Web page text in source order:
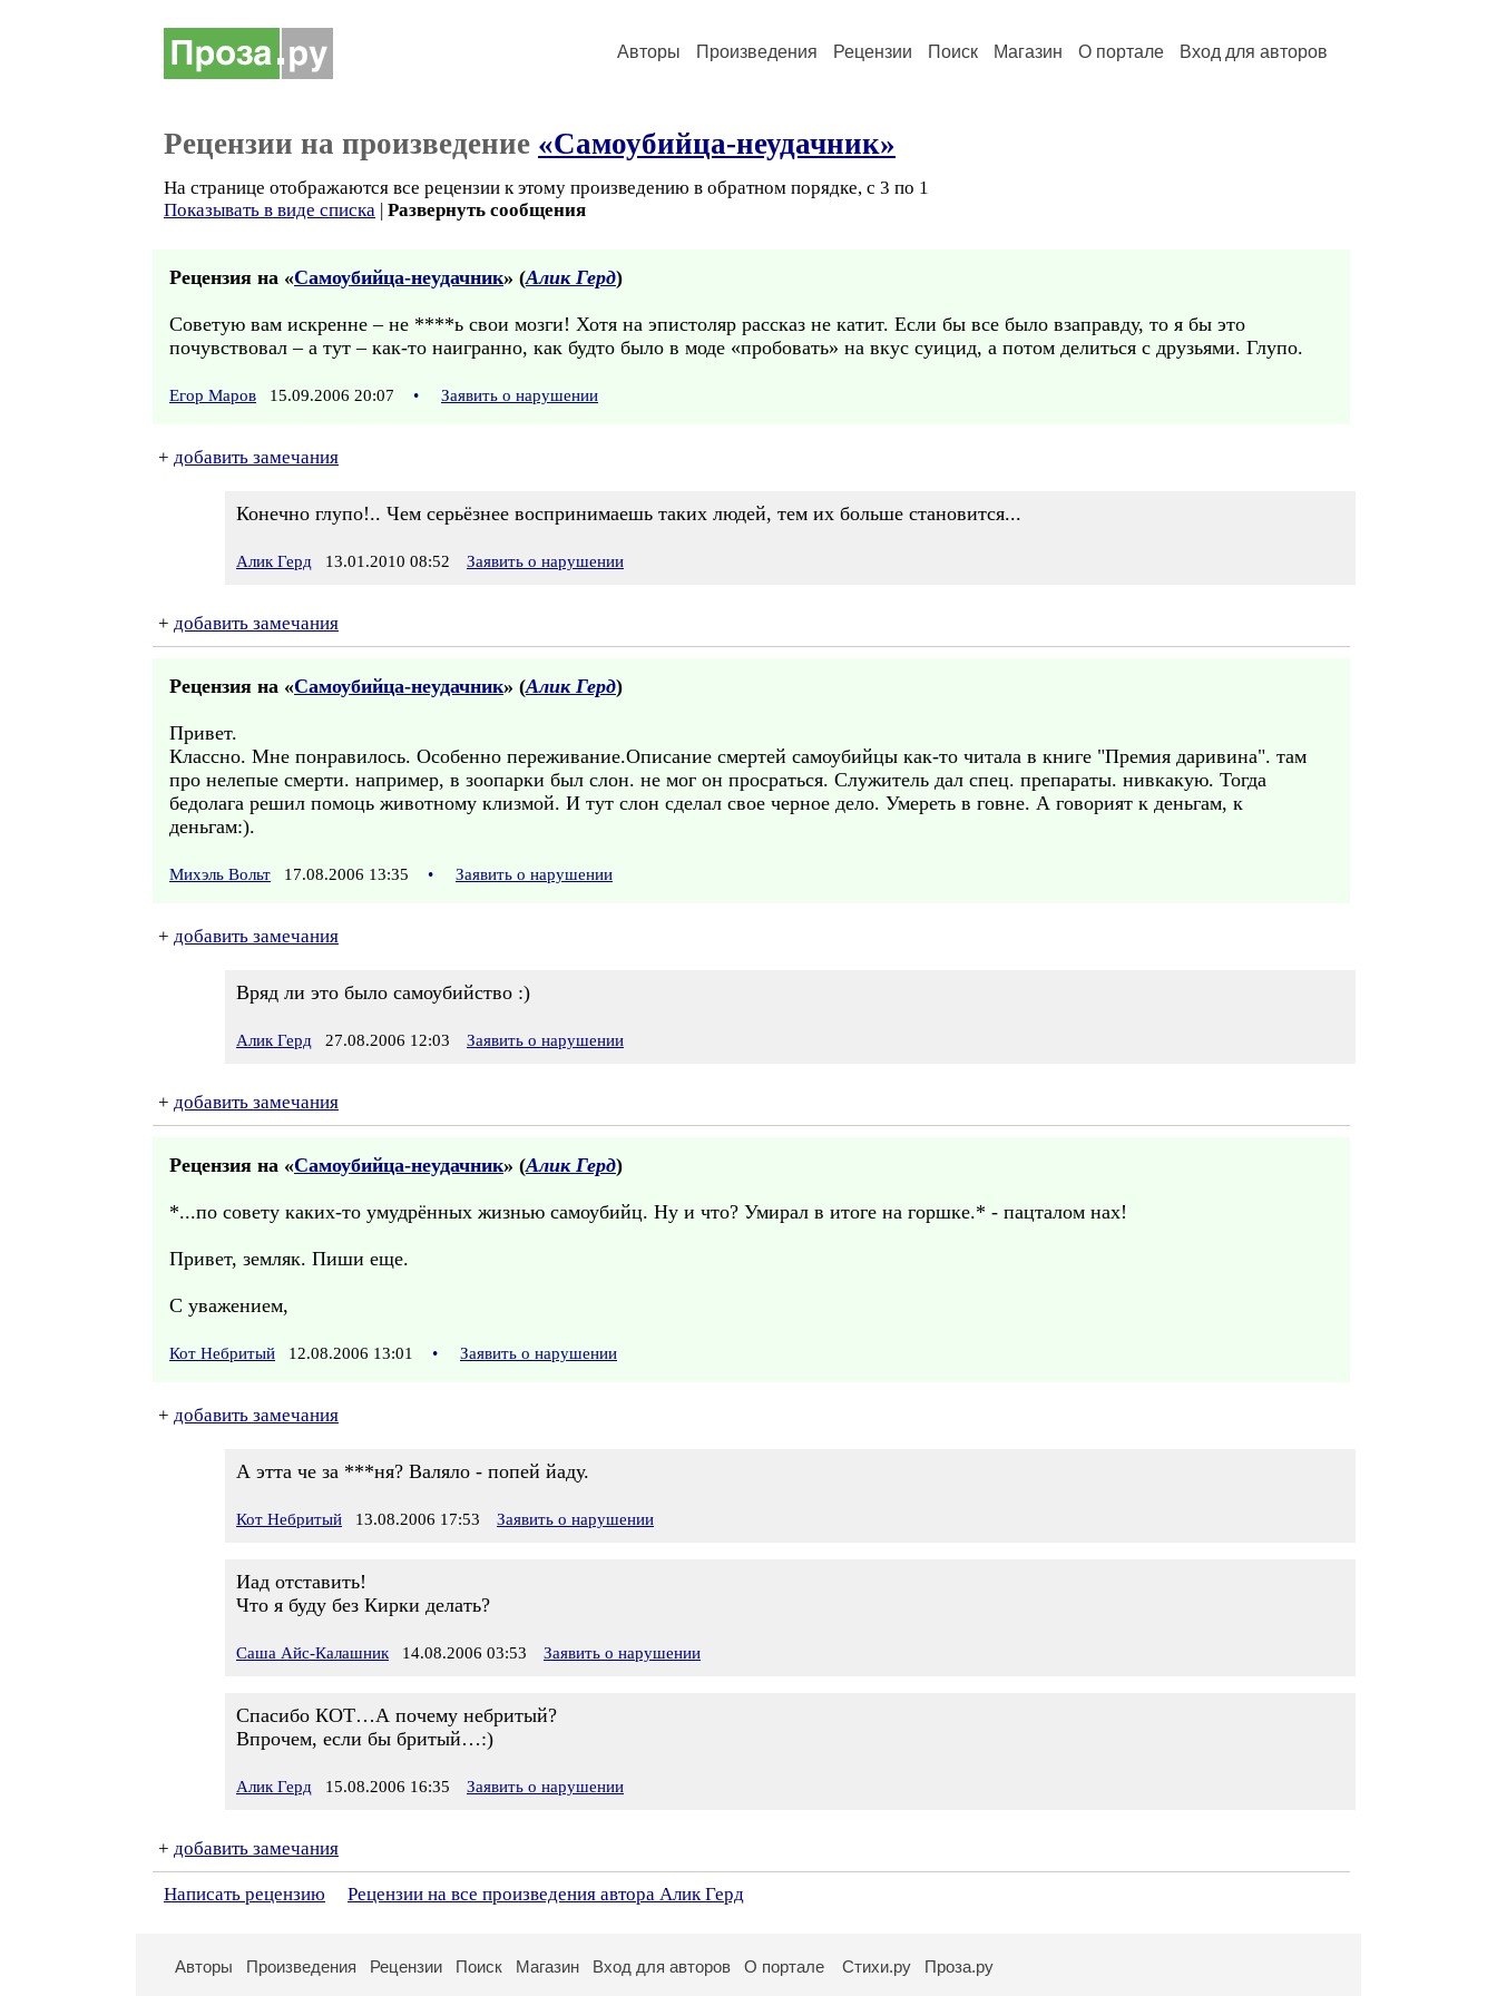
Авторы Произведения Рецензии Поиск Магазин О портале Вход для авторов
Рецензии на произведение «Самоубийца-неудачник»
На странице отображаются все рецензии к этому произведению в обратном порядке, с 3 по 1
Показывать в виде списка | Развернуть сообщения
Рецензия на «Самоубийца-неудачник» (Алик Герд)
Советую вам искренне – не ****ь свои мозги! Хотя на эпистоляр рассказ не катит. Если бы все было взаправду, то я бы это
почувствовал – а тут – как-то наигранно, как будто было в моде «пробовать» на вкус суицид, а потом делиться с друзьями. Глупо.
Егор Маров 15.09.2006 20:07 • Заявить о нарушении
+ добавить замечания
Конечно глупо!.. Чем серьёзнее воспринимаешь таких людей, тем их больше становится...
Алик Герд 13.01.2010 08:52 Заявить о нарушении
+ добавить замечания
Рецензия на «Самоубийца-неудачник» (Алик Герд)
Привет.
Классно. Мне понравилось. Особенно переживание.Описание смертей самоубийцы как-то читала в книге "Премия даривина". там
про нелепые смерти. например, в зоопарки был слон. не мог он просраться. Служитель дал спец. препараты. нивкакую. Тогда
бедолага решил помоць животному клизмой. И тут слон сделал свое черное дело. Умереть в говне. А говорият к деньгам, к
деньгам:).
Михэль Вольт 17.08.2006 13:35 • Заявить о нарушении
+ добавить замечания
Вряд ли это было самоубийство :)
Алик Герд 27.08.2006 12:03 Заявить о нарушении
+ добавить замечания
Рецензия на «Самоубийца-неудачник» (Алик Герд)
*...по совету каких-то умудрённых жизнью самоубийц. Ну и что? Умирал в итоге на горшке.* - пацталом нах!
Привет, земляк. Пиши еще.
С уважением,
Кот Небритый 12.08.2006 13:01 • Заявить о нарушении
+ добавить замечания
А этта че за ***ня? Валяло - попей йаду.
Кот Небритый 13.08.2006 17:53 Заявить о нарушении
Иад отставить!
Что я буду без Кирки делать?
Саша Айс-Калашник 14.08.2006 03:53 Заявить о нарушении
Спасибо КОТ…А почему небритый?
Впрочем, если бы бритый…:)
Алик Герд 15.08.2006 16:35 Заявить о нарушении
+ добавить замечания
Написать рецензию Рецензии на все произведения автора Алик Герд
Авторы Произведения Рецензии Поиск Магазин Вход для авторов О портале Стихи.ру Проза.ру